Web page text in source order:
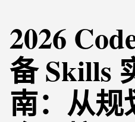
2026
备 Skills
南：从规